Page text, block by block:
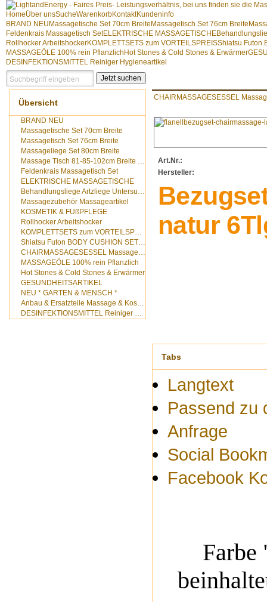
HomeÜber unsSucheWarenkorbKontaktKundeninfo
BRAND NEU Massagetische Set 70cm Breite Massagetisch Set 76cm Breite
Feldenkrais Massagetisch SetELEKTRISCHE MASSAGETISCHE
Rollhocker ArbeitshockerKOMPLETTSETS zum VORTEILSPREISShiatsu Futon
MASSAGEÖLE 100% rein Pflanzlich Hot Stones & Cold Stones & Erwärmer
DESINFEKTIONSMITTEL Reiniger Hygieneartikel
Jetzt suchen
Übersicht
BRAND NEU
Massagetische Set 70cm Breite
Massagetisch Set 76cm Breite
Massageliege Set 80cm Breite
Massage Tisch 81-85-102cm Breite 202cm Länge
Feldenkrais Massagetisch Set
ELEKTRISCHE MASSAGETISCHE
Behandlungsliege Artzliege Untersuchungsliege
Massagezubehör Massageartikel
KOSMETIK & FUßPFLEGE
Rollhocker Arbeitshocker
KOMPLETTSETS zum VORTEILSPREIS
Shiatsu Futon BODY CUSHION SET Bodycushion
CHAIRMASSAGESESSEL Massagestuhl Chairmassage Set
MASSAGEÖLE 100% rein Pflanzlich
Hot Stones & Cold Stones & Erwärmer
GESUNDHEITSARTIKEL
NEU * GARTEN & MENSCH *
Anbau & Ersatzteile Massage & Kosmetik
DESINFEKTIONSMITTEL Reiniger Hygieneartikel
CHAIRMASSAGESESSEL
Art.Nr.:
Hersteller:
natur
Tabs
Langtext
Passend zu
Anfrage
Social
Facebook
Farbe